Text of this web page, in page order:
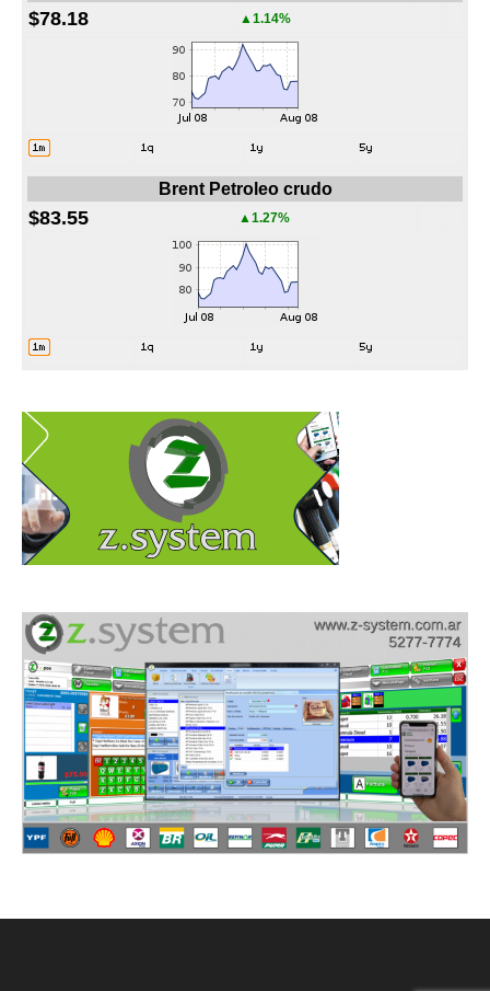
$78.18 ▲1.14%
Brent Petroleo crudo
$83.55 ▲1.27%